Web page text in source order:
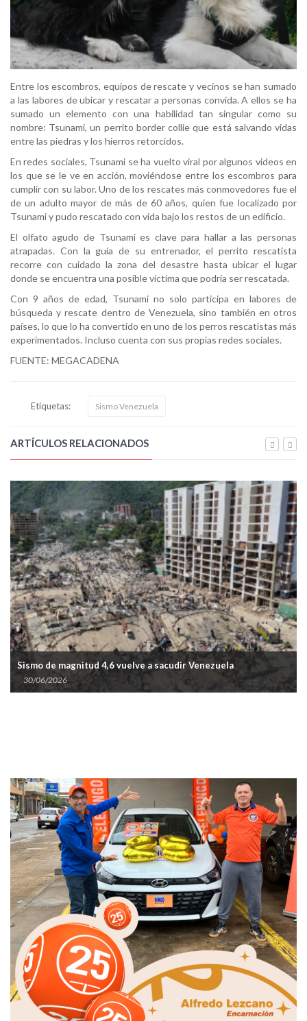
Entre los escombros, equipos de rescate y vecinos se han sumado
a las labores de ubicar y rescatar a personas convida. A ellos se ha
sumado un elemento con una habilidad tan singular como su
nombre: Tsunami, un perrito border collie que está salvando vidas
entre las piedras y los hierros retorcidos.
En redes sociales, Tsunami se ha vuelto viral por algunos videos en
los que se le ve en acción, moviéndose entre los escombros para
cumplir con su labor. Uno de los rescates más conmovedores fue el
de un adulto mayor de más de 60 años, quien fue localizado por
Tsunami y pudo rescatado con vida bajo los restos de un edificio.
El olfato agudo de Tsunami es clave para hallar a las personas
atrapadas. Con la guía de su entrenador, el perrito rescatista
recorre con cuidado la zona del desastre hasta ubicar el lugar
donde se encuentra una posible víctima que podría ser rescatada.
Con 9 años de edad, Tsunami no solo participa en labores de
búsqueda y rescate dentro de Venezuela, sino también en otros
países, lo que lo ha convertido en uno de los perros rescatistas más
experimentados. Incluso cuenta con sus propias redes sociales.
FUENTE: MEGACADENA
Etiquetas: Sismo Venezuela
ARTÍCULOS RELACIONADOS
Sismo de magnitud 4,6 vuelve a sacudir Venezuela
30/06/2026